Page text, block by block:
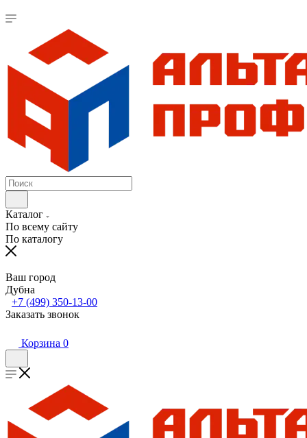
Каталог
По всему сайту
По каталогу
Ваш город
Дубна
+7 (499) 350-13-00
Заказать звонок
Корзина 0